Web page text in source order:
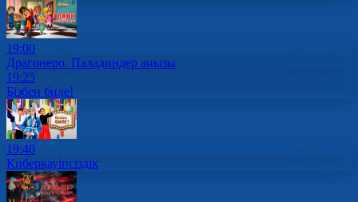
19:00
Драгонеро. Паладиндер аңызы
19:25
Бізбен биле!
19:40
Киберқауіпсіздік